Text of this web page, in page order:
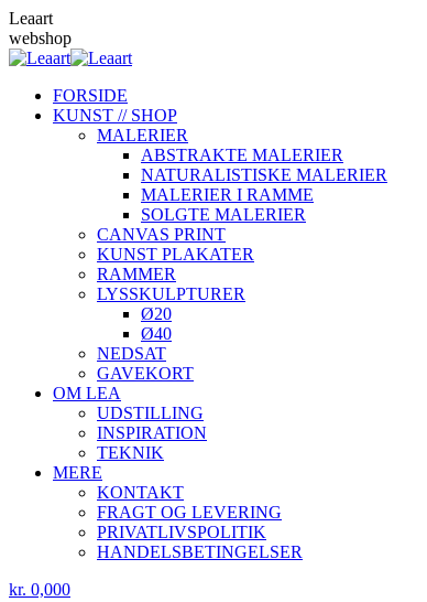
Skip
to
content
Leaart
webshop
FORSIDE
KUNST // SHOP
MALERIER
ABSTRAKTE MALERIER
NATURALISTISKE MALERIER
MALERIER I RAMME
SOLGTE MALERIER
CANVAS PRINT
KUNST PLAKATER
RAMMER
LYSSKULPTURER
Ø20
Ø40
NEDSAT
GAVEKORT
OM LEA
UDSTILLING
INSPIRATION
TEKNIK
MERE
KONTAKT
FRAGT OG LEVERING
PRIVATLIVSPOLITIK
HANDELSBETINGELSER
kr. 0,000